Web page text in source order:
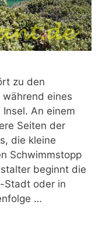
zu den
eines
An einem
Seiten der
die kleine
Schwimmstopp
beginnt die
Stadt oder in
…